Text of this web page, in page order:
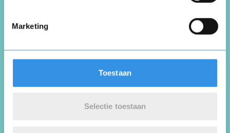
Marketing
Toestaan
Selectie toestaan
Plaats review